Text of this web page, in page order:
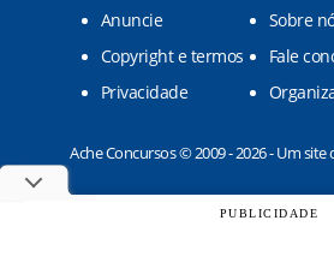
Anuncie
Sobre
Copyright e termos
Fale
Privacidade
Ache Concursos © 2009 - 2026 - Um
PUBLICIDADE